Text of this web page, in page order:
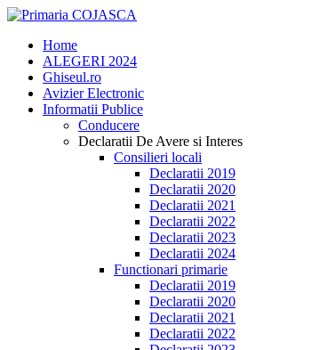
Home
ALEGERI 2024
Ghiseul.ro
Avizier Electronic
Informatii Publice
Conducere
Declaratii De Avere si Interes
Consilieri locali
Declaratii 2019
Declaratii 2020
Declaratii 2021
Declaratii 2022
Declaratii 2023
Declaratii 2024
Functionari primarie
Declaratii 2019
Declaratii 2020
Declaratii 2021
Declaratii 2022